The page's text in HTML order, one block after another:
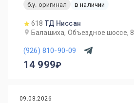
б.у. оригинал
в наличии
618 ТД Ниссан
Балашиха, Объездное шоссе, 8
(926) 810-90-09
14 999
09.08.2026